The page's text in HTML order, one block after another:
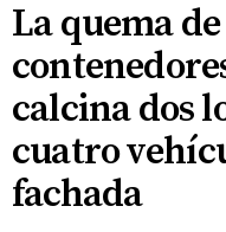
La quema
calcina dos
cuatro
fachada